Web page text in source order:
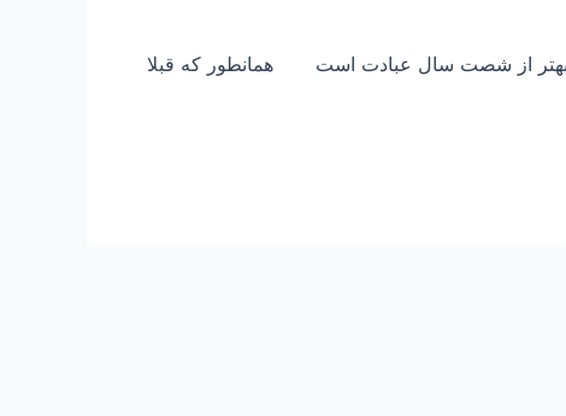
از شصت سال عبادت است همانطور که قبلا